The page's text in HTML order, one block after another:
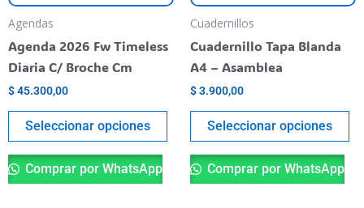
Agendas
Agenda 2026 Fw Timeless
Diaria C/ Broche Cm
$45.300,00
Seleccionar opciones
pueden
elegir
producto
Comprar por WhatsApp
Cuadernillos
Cuadernillo Tapa Blanda
A4 – Asamblea
$3.900,00
Seleccionar opciones
Comprar por WhatsApp